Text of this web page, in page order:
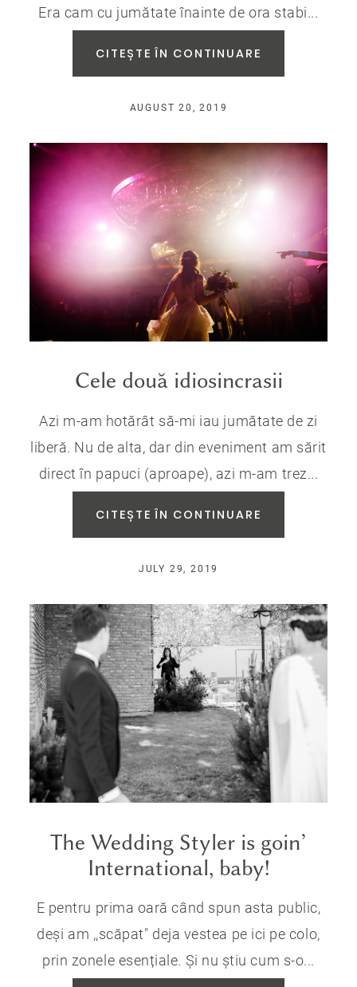
Era cam cu jumătate înainte de ora stabi...
CITEȘTE ÎN CONTINUARE
AUGUST 20, 2019
Cele două idiosincrasii
Azi m-am hotărât să-mi iau jumătate de zi
liberă. Nu de alta, dar din eveniment am sărit
direct în papuci (aproape), azi m-am trez...
CITEȘTE ÎN CONTINUARE
JULY 29, 2019
The Wedding Styler is goin’
International, baby!
E pentru prima oară când spun asta public,
deși am ,,scăpat" deja vestea pe ici pe colo,
prin zonele esențiale. Și nu știu cum s-o...